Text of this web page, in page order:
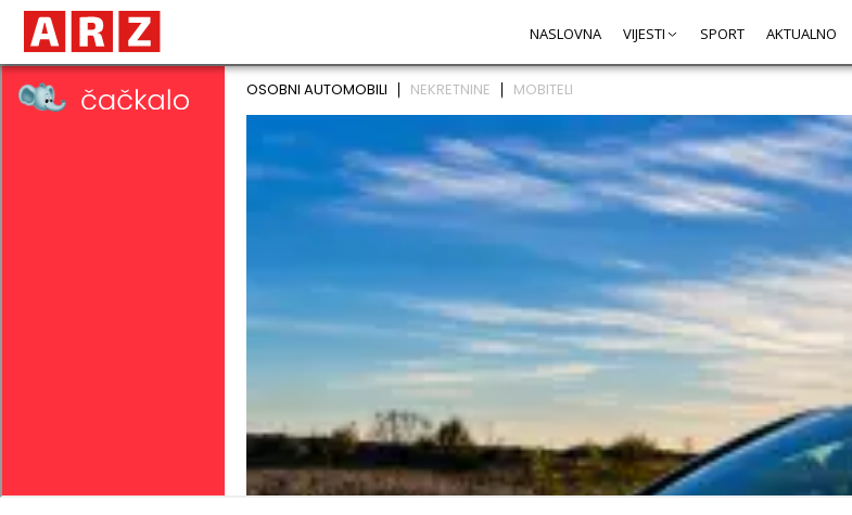
NASLOVNA VIJESTI SPORT AKTUALNO